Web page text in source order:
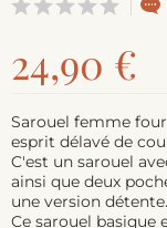
24,90 €
Sarouel femme
esprit délavé de
C'est un sarouel
ainsi que deux
une version détente.
Ce sarouel basique